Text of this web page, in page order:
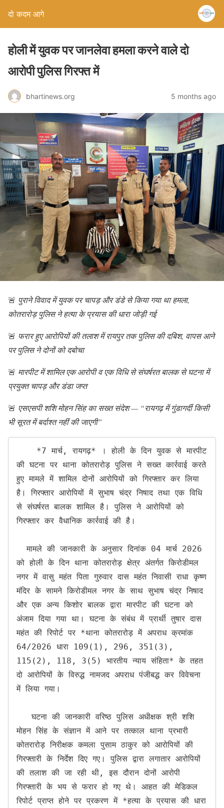
दो कदम आगे
होली में युवक पर जानलेवा हमला करने वाले दो
आरोपी पुलिस गिरफ्त में
bhartinews.org 5 months ago
🚨 पुराने विवाद में युवक पर चापड़ और डंडे से किया गया था हमला,
कोतरारोड़ पुलिस ने हत्या के प्रयास की धारा जोड़ी गई
🚨 फरार हुए आरोपियों की तलाश में रायपुर तक पुलिस की दबिश, वापस आने
पर पुलिस ने दोनों को दबोचा
🚨 मारपीट में शामिल एक आरोपी व एक विधि से संघर्षरत बालक से घटना में
प्रयुक्त चापड़ और डंडा जप्त
🚨 एसएसपी शशि मोहन सिंह का सख्त संदेश — “रायगढ़ में गुंडागर्दी किसी
भी सूरत में बर्दाश्त नहीं की जाएगी”
की घटना पर थाना कोतरारोड़ पुलिस ने सख्त कार्रवाई करते
हुए मामले में शामिल दोनों आरोपियों को गिरफ्तार कर लिया
है। गिरफ्तार आरोपियों में सुभाष चंद्र निषाद तथा एक विधि
से संघर्षरत बालक शामिल है। पुलिस ने आरोपियों को
गिरफ्तार कर वैधानिक कार्रवाई की है।
  मामले की जानकारी के अनुसार दिनांक 04 मार्च 2026
को होली के दिन थाना कोतरारोड़ क्षेत्र अंतर्गत किरोडीमल
नगर में वासु महंत पिता गुरुवार दास महंत निवासी राधा कृष्ण
मंदिर के सामने किरोडीमल नगर के साथ सुभाष चंद्र निषाद
और एक अन्य किशोर बालक द्वारा मारपीट की घटना को
अंजाम दिया गया था। घटना के संबंध में प्रार्थी तुषार दास
महंत की रिपोर्ट पर *थाना कोतरारोड़ में अपराध क्रमांक
64/2026 धारा 109(1), 296, 351(3),
115(2), 118, 3(5) भारतीय न्याय संहिता* के तहत
दो आरोपियों के विरुद्ध नामजद अपराध पंजीबद्ध कर विवेचना
में लिया गया।
   घटना की जानकारी वरिष्ठ पुलिस अधीक्षक श्री शशि
मोहन सिंह के संज्ञान में आने पर तत्काल थाना प्रभारी
कोतरारोड़ निरीक्षक कमला पुसाम ठाकुर को आरोपियों की
गिरफ्तारी के निर्देश दिए गए। पुलिस द्वारा लगातार आरोपियों
की तलाश की जा रही थी, इस दौरान दोनों आरोपी
गिरफ्तारी के भय से फरार हो गए थे। आहत की मेडिकल
रिपोर्ट प्राप्त होने पर प्रकरण में *हत्या के प्रयास की धारा